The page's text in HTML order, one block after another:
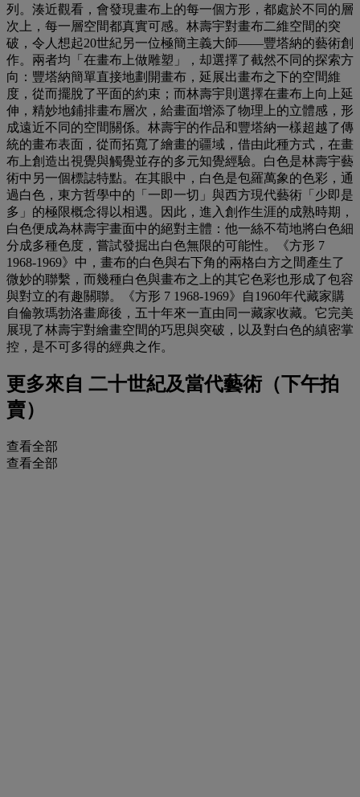
列。湊近觀看，會發現畫布上的每一個方形，都處於不同的層
次上，每一層空間都真實可感。林壽宇對畫布二維空間的突
破，令人想起20世紀另一位極簡主義大師——豐塔納的藝術創
作。兩者均「在畫布上做雕塑」，却選擇了截然不同的探索方
向：豐塔納簡單直接地劃開畫布，延展出畫布之下的空間維
度，從而擺脫了平面的約束；而林壽宇則選擇在畫布上向上延
伸，精妙地鋪排畫布層次，給畫面增添了物理上的立體感，形
成遠近不同的空間關係。林壽宇的作品和豐塔納一樣超越了傳
統的畫布表面，從而拓寬了繪畫的疆域，借由此種方式，在畫
布上創造出視覺與觸覺並存的多元知覺經驗。白色是林壽宇藝
術中另一個標誌特點。在其眼中，白色是包羅萬象的色彩，通
過白色，東方哲學中的「一即一切」與西方現代藝術「少即是
多」的極限概念得以相遇。因此，進入創作生涯的成熟時期，
白色便成為林壽宇畫面中的絕對主體：他一絲不苟地將白色細
分成多種色度，嘗試發掘出白色無限的可能性。《方形 7
1968-1969》中，畫布的白色與右下角的兩格白方之間產生了
微妙的聯繫，而幾種白色與畫布之上的其它色彩也形成了包容
與對立的有趣關聯。《方形 7 1968-1969》自1960年代藏家購
自倫敦瑪勃洛畫廊後，五十年來一直由同一藏家收藏。它完美
展現了林壽宇對繪畫空間的巧思與突破，以及對白色的縝密掌
控，是不可多得的經典之作。
更多來自 二十世紀及當代藝術（下午拍
賣）
查看全部
查看全部